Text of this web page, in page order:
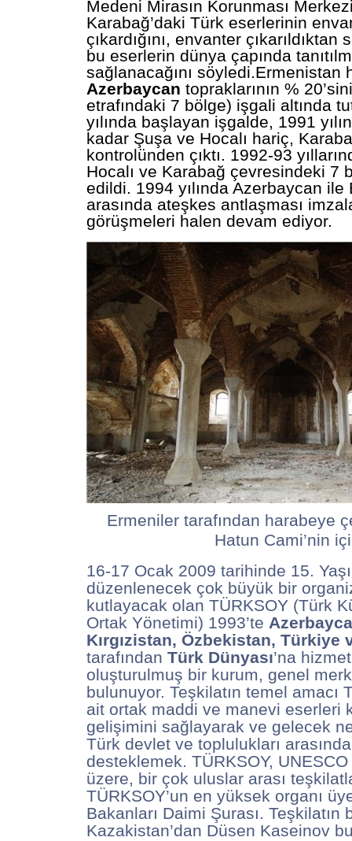
Medeni Mirasın Korunması
Karabağ’daki Türk eserlerinin
çıkardığını, envanter
bu eserlerin dünya çapında
sağlanacağını söyledi.Ermenistan
Azerbaycan topraklarının %
etrafındaki 7 bölge) işgali altında
yılında başlayan işgalde, 1991
kadar Şuşa ve Hocalı hariç,
kontrolünden çıktı. 1992-93
Hocalı ve Karabağ çevresindeki 7
edildi. 1994 yılında Azerbaycan ile
arasında ateşkes antlaşması
görüşmeleri halen devam ediyor.
Ermeniler tarafından harabeye
Hatun Cami’nin içi
16-17 Ocak 2009 tarihinde 15.
düzenlenecek çok büyük bir
kutlayacak olan TÜRKSOY (Türk
Ortak Yönetimi) 1993’te
Kırgızistan, Özbekistan, Türkiye
tarafından Türk Dünyası’na
oluşturulmuş bir kurum, genel
bulunuyor. Teşkilatın temel amacı
ait ortak maddi ve manevi eserleri
gelişimini sağlayarak ve gelecek
Türk devlet ve toplulukları
desteklemek. TÜRKSOY,
üzere, bir çok uluslar arası
TÜRKSOY’un en yüksek organı
Bakanları Daimi Şurası. Teşkilatın
Kazakistan’dan Düsen Kaseinov